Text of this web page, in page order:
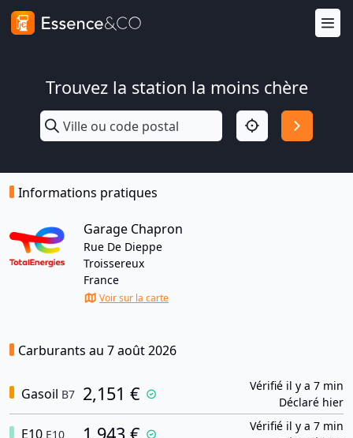
Trouvez la station la moins chère
Informations pratiques
Garage Chapron
Rue De Dieppe
Troissereux
France
Voir sur la carte
Carburants au 7 août 2026
Gasoil B7 2,151 €
Vérifié il y a 7 min
Déclaré hier
E10 E10
Vérifié il y a 7 min